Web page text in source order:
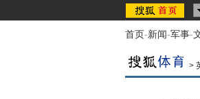
首页-新闻-军事-
>